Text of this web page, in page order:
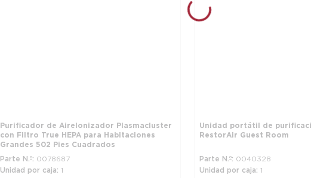
Purificador de Aire Ionizador Plasmacluster
con Filtro True HEPA para Habitaciones
Grandes 502 Pies Cuadrados
Parte N.º 0078687
Unidad por caja 1
Unidad portátil de
RestorAir Guest Room
Parte N.º 0040328
Unidad por caja 1